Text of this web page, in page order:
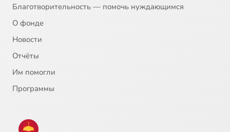
Благотворительность — помочь нуждающимся
О фонде
Новости
Отчёты
Им помогли
Программы